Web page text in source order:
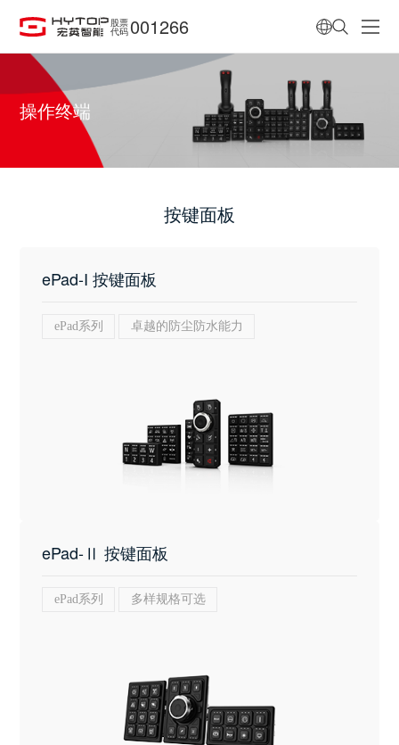
股票
代码 001266
操作终端
按键面板
ePad-I 按键面板
ePad系列 卓越的防尘防水能力
ePad-Ⅱ 按键面板
ePad系列 多样规格可选